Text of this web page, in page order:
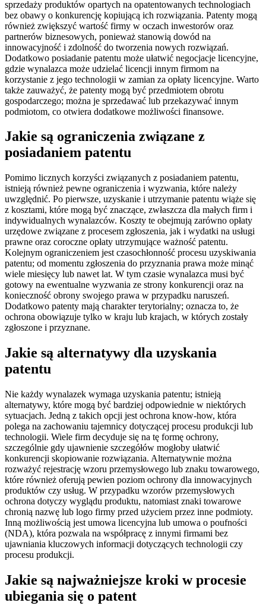
sprzedaży produktów opartych na opatentowanych technologiach
bez obawy o konkurencję kopiującą ich rozwiązania. Patenty mogą
również zwiększyć wartość firmy w oczach inwestorów oraz
partnerów biznesowych, ponieważ stanowią dowód na
innowacyjność i zdolność do tworzenia nowych rozwiązań.
Dodatkowo posiadanie patentu może ułatwić negocjacje licencyjne,
gdzie wynalazca może udzielać licencji innym firmom na
korzystanie z jego technologii w zamian za opłaty licencyjne. Warto
także zauważyć, że patenty mogą być przedmiotem obrotu
gospodarczego; można je sprzedawać lub przekazywać innym
podmiotom, co otwiera dodatkowe możliwości finansowe.
Jakie są ograniczenia związane z
posiadaniem patentu
Pomimo licznych korzyści związanych z posiadaniem patentu,
istnieją również pewne ograniczenia i wyzwania, które należy
uwzględnić. Po pierwsze, uzyskanie i utrzymanie patentu wiąże się
z kosztami, które mogą być znaczące, zwłaszcza dla małych firm i
indywidualnych wynalazców. Koszty te obejmują zarówno opłaty
urzędowe związane z procesem zgłoszenia, jak i wydatki na usługi
prawne oraz coroczne opłaty utrzymujące ważność patentu.
Kolejnym ograniczeniem jest czasochłonność procesu uzyskiwania
patentu; od momentu zgłoszenia do przyznania prawa może minąć
wiele miesięcy lub nawet lat. W tym czasie wynalazca musi być
gotowy na ewentualne wyzwania ze strony konkurencji oraz na
konieczność obrony swojego prawa w przypadku naruszeń.
Dodatkowo patenty mają charakter terytorialny; oznacza to, że
ochrona obowiązuje tylko w kraju lub krajach, w których zostały
zgłoszone i przyznane.
Jakie są alternatywy dla uzyskania
patentu
Nie każdy wynalazek wymaga uzyskania patentu; istnieją
alternatywy, które mogą być bardziej odpowiednie w niektórych
sytuacjach. Jedną z takich opcji jest ochrona know-how, która
polega na zachowaniu tajemnicy dotyczącej procesu produkcji lub
technologii. Wiele firm decyduje się na tę formę ochrony,
szczególnie gdy ujawnienie szczegółów mogłoby ułatwić
konkurencji skopiowanie rozwiązania. Alternatywnie można
rozważyć rejestrację wzoru przemysłowego lub znaku towarowego,
które również oferują pewien poziom ochrony dla innowacyjnych
produktów czy usług. W przypadku wzorów przemysłowych
ochrona dotyczy wyglądu produktu, natomiast znaki towarowe
chronią nazwę lub logo firmy przed użyciem przez inne podmioty.
Inną możliwością jest umowa licencyjna lub umowa o poufności
(NDA), która pozwala na współpracę z innymi firmami bez
ujawniania kluczowych informacji dotyczących technologii czy
procesu produkcji.
Jakie są najważniejsze kroki w procesie
ubiegania się o patent